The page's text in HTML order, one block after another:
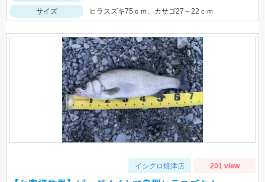
サイズ
ヒラスズキ75ｃｍ、カサゴ27～22ｃｍ
イシグロ焼津店 201 view